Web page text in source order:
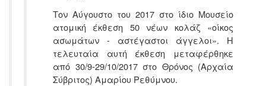
Τον Αύγουστο του 2017 στο ίδιο Μουσείο
ατομική έκθεση 50 νέων κολάζ «οίκος
ασωμάτων - αστέγαστοι άγγελοι». Η
τελευταία αυτή έκθεση μεταφέρθηκε
από 30/9-29/10/2017 στο Θρόνος (Αρχαία
Σύβριτος) Αμαρίου Ρεθύμνου.